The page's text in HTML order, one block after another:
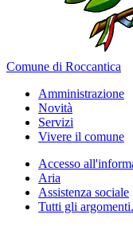
Comune di Roccantica
Amministrazione
Novità
Servizi
Vivere il comune
Accesso
Aria
Assistenza sociale
Tutti gli